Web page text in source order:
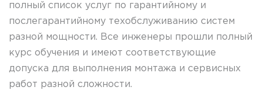
полный список услуг по гарантийному и
послегарантийному техобслуживанию систем
разной мощности. Все инженеры прошли полный
курс обучения и имеют соответствующие
допуска для выполнения монтажа и сервисных
работ разной сложности.